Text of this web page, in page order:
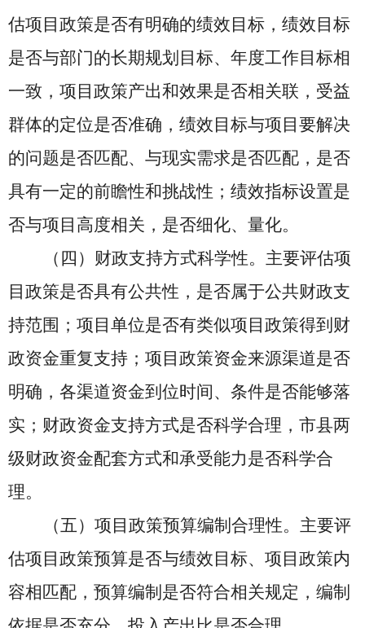
估项目政策是否有明确的绩效目标，绩效目标
是否与部门的长期规划目标、年度工作目标相
一致，项目政策产出和效果是否相关联，受益
群体的定位是否准确，绩效目标与项目要解决
的问题是否匹配、与现实需求是否匹配，是否
具有一定的前瞻性和挑战性；绩效指标设置是
否与项目高度相关，是否细化、量化。
（四）财政支持方式科学性。主要评估项
目政策是否具有公共性，是否属于公共财政支
持范围；项目单位是否有类似项目政策得到财
政资金重复支持；项目政策资金来源渠道是否
明确，各渠道资金到位时间、条件是否能够落
实；财政资金支持方式是否科学合理，市县两
级财政资金配套方式和承受能力是否科学合
理。
（五）项目政策预算编制合理性。主要评
估项目政策预算是否与绩效目标、项目政策内
容相匹配，预算编制是否符合相关规定，编制